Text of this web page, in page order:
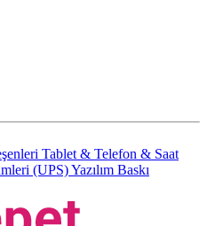
Tablet & Telefon & Saat
(UPS)Yazılım Baskı